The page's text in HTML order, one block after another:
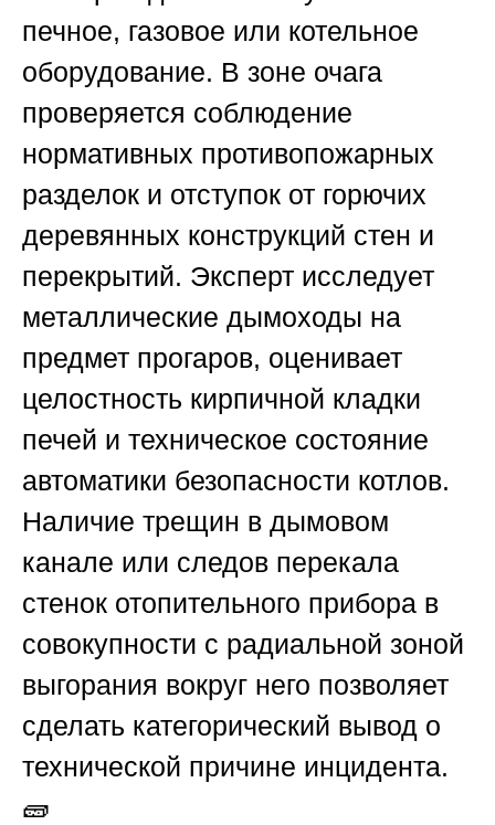
печное, газовое или котельное
оборудование. В зоне очага
проверяется соблюдение
нормативных противопожарных
разделок и отступок от горючих
деревянных конструкций стен и
перекрытий. Эксперт исследует
металлические дымоходы на
предмет прогаров, оценивает
целостность кирпичной кладки
печей и техническое состояние
автоматики безопасности котлов.
Наличие трещин в дымовом
канале или следов перекала
стенок отопительного прибора в
совокупности с радиальной зоной
выгорания вокруг него позволяет
сделать категорический вывод о
технической причине инцидента.
🧱